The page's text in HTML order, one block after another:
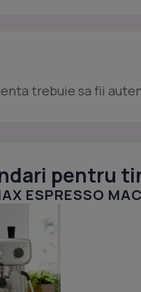
trebuie sa fii
pentru
ESPRESSO